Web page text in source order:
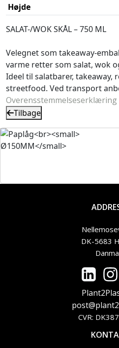
Højde
SALAT-/WOK SKÅL – 750 ML
Velegnet som takeaway-
varme retter som salat, wok
Ideel til salatbarer, takeaway,
streetfood. Ved transport
Overensstemmelseserklæring
Tilbage
DK-5683
CVR: